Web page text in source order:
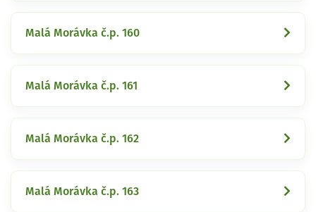
Malá Morávka č.p. 160
Malá Morávka č.p. 161
Malá Morávka č.p. 162
Malá Morávka č.p. 163